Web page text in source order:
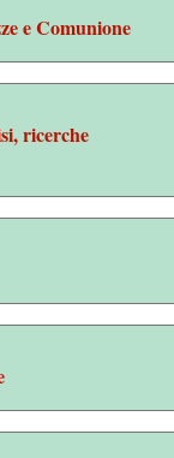
e Comunione
ricerche